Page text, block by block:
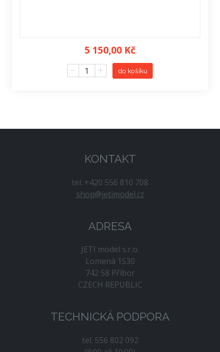
5 150,00 Kč
do košíku
KONTAKT
tel. +420 556 810 708
shop@jetimodel.cz
ADRESA
JETI model s.r.o.
Lomená 1530
742 58 Příbor
CZECH REPUBLIC
TECHNICKÁ PODPORA
tel. 556 802 092